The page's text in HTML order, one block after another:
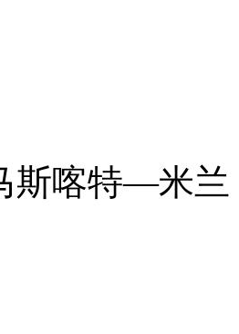
斯喀特—米兰